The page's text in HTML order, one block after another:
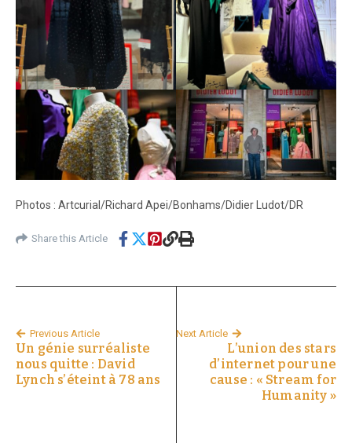
Photos : Artcurial/Richard Apei/Bonhams/Didier Ludot/DR
Share this Article
Previous Article
Un génie surréaliste
nous quitte : David
Lynch s’éteint à 78 ans
Next Article
L’union des stars
d’internet pour une
cause : « Stream for
Humanity »